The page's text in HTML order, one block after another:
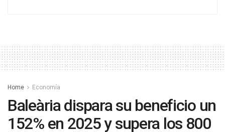
Home Economía
Baleària dispara su beneficio un
152% en 2025 y supera los 800